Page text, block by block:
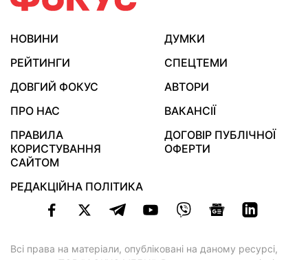
НОВИНИ
ДУМКИ
РЕЙТИНГИ
СПЕЦТЕМИ
ДОВГИЙ ФОКУС
АВТОРИ
ПРО НАС
ВАКАНСІЇ
ПРАВИЛА
КОРИСТУВАННЯ
САЙТОМ
ДОГОВІР ПУБЛІЧНОЇ
ОФЕРТИ
РЕДАКЦІЙНА ПОЛІТИКА
Всі права на матеріали, опубліковані на даному ресурсі,